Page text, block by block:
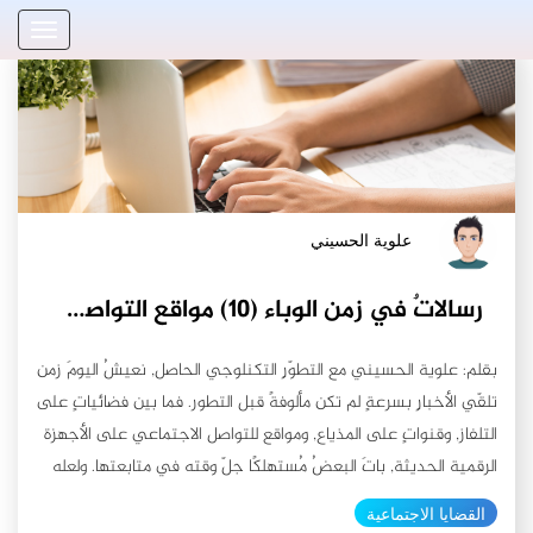
علوية الحسيني
رسالاتٌ في زمن الوباء (١٠) مواقع التواصل الإجتماعي
بقلم: علوية الحسيني مع التطوّرِ التكنلوجي الحاصل, نعيشُ اليومَ زمن
تلقّي الأخبارِ بسرعةٍ لم تكن مألوفةً قبل التطور. فما بين فضائياتٍ على
التلفاز, وقنواتٍ على المذياع, ومواقع للتواصل الاجتماعي على الأجهزة
الرقمية الحديثة, باتَ البعضُ مُستهلكًا جلّ وقته في متابعتها. ولعله
زادت نسبِ المشاهداتِ كمتابعةٍ في زمنِ الحجر المنزلي المفروض
القضايا الاجتماعية